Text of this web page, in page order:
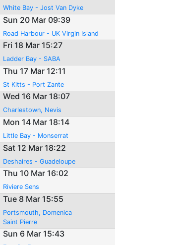
White Bay - Jost Van Dyke
Sun 20 Mar 09:39
Road Harbour - UK Virgin Island
Fri 18 Mar 15:27
Ladder Bay - SABA
Thu 17 Mar 12:11
St Kitts - Port Zante
Wed 16 Mar 18:07
Charlestown, Nevis
Mon 14 Mar 18:14
Little Bay - Monserrat
Sat 12 Mar 18:22
Deshaires - Guadeloupe
Thu 10 Mar 16:02
Riviere Sens
Tue 8 Mar 15:55
Portsmouth, Domenica
Saint Pierre
Sun 6 Mar 15:43